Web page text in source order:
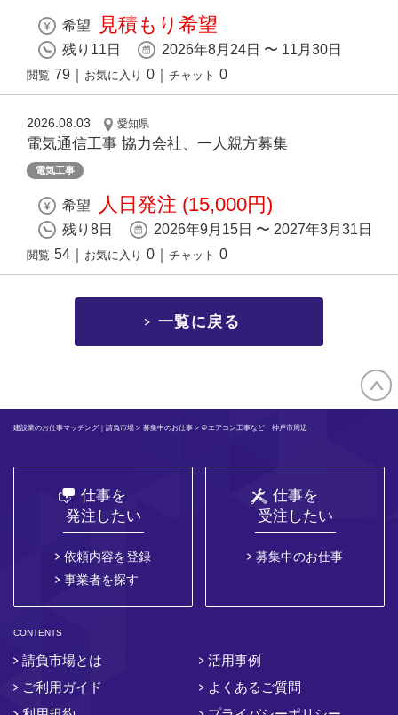
希望 見積もり希望
残り11日 2026年8月24日 〜 11月30日
閲覧 79 お気に入り 0 チャット 0
2026.08.03 愛知県
電気通信工事 協力会社、一人親方募集
電気工事
希望 人日発注 (15,000円)
残り8日 2026年9月15日 〜 2027年3月31日
閲覧 54 お気に入り 0 チャット 0
一覧に戻る
建設業のお仕事マッチング｜請負市場 > 募集中のお仕事> ＠エアコン工事など 神戸市周辺
仕事を
発注したい
依頼内容を登録
事業者を探す
仕事を
受注したい
募集中のお仕事
CONTENTS
請負市場とは
活用事例
ご利用ガイド
よくあるご質問